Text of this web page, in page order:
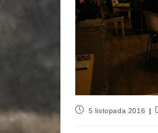
5 listopada 2016